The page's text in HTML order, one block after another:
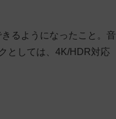
るようになったこと。音
としては、4K/HDR対応